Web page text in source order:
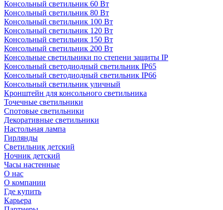
Консольный светильник 60 Вт
Консольный светильник 80 Вт
Консольный светильник 100 Вт
Консольный светильник 120 Вт
Консольный светильник 150 Вт
Консольный светильник 200 Вт
Консольные светильники по степени защиты IP
Консольный светодиодный светильник IP65
Консольный светодиодный светильник IP66
Консольный светильник уличный
Кронштейн для консольного светильника
Точечные светильники
Спотовые светильники
Декоративные светильники
Настольная лампа
Гирлянды
Светильник детский
Ночник детский
Часы настенные
О нас
О компании
Где купить
Карьера